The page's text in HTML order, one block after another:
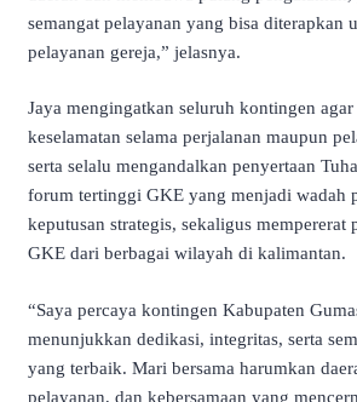
semangat pelayanan yang bisa diterapkan
pelayanan gereja,” jelasnya.
Jaya mengingatkan seluruh kontingen agar
keselamatan selama perjalanan maupun
serta selalu mengandalkan penyertaan
forum tertinggi GKE yang menjadi wadah
keputusan strategis, sekaligus mempererat
GKE dari berbagai wilayah di kalimantan.
“Saya percaya kontingen Kabupaten
menunjukkan dedikasi, integritas, serta
yang terbaik. Mari bersama harumkan
pelayanan, dan kebersamaan yang